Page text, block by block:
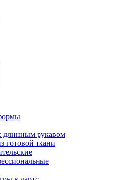
длинным рукавом
готовой ткани